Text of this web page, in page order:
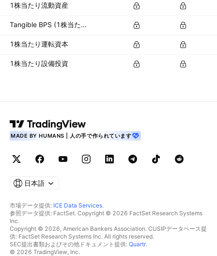
1株当たり流動資産
Tangible BPS (1株当たり有形資産)
1株当たり運転資本
1株当たり設備投資
MADE BY HUMANS | 人の手で作られています
日本語
市場データ提供: ICE Data Services.
参照データ提供: FactSet. Copyright © 2026 FactSet Research Systems
Inc.
Copyright © 2026, American Bankers Association. CUSIPデータベース提
供: FactSet Research Systems Inc. All rights reserved.
SEC提出書類およびその他ドキュメント提供: Quartr.
© 2026 TradingView, Inc.